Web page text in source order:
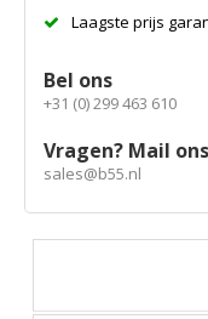
Laagste prijs
Bel ons
+31 (0) 299 463 610
Vragen? Mail
sales@b55.nl